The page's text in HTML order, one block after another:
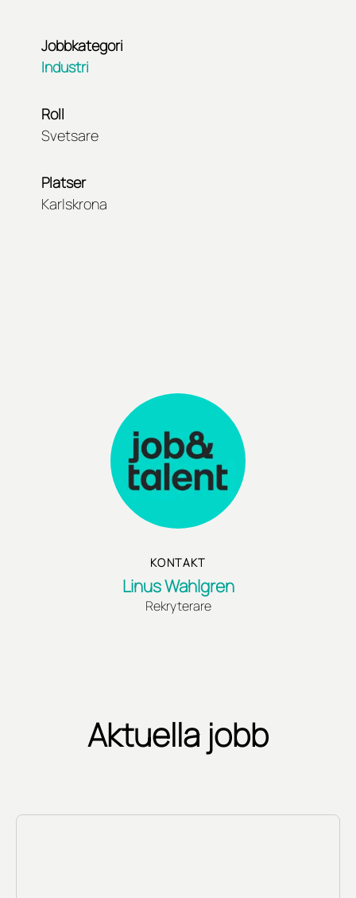
Jobbkategori
Industri
Roll
Svetsare
Platser
Karlskrona
KONTAKT
Linus Wahlgren
Rekryterare
Aktuella jobb